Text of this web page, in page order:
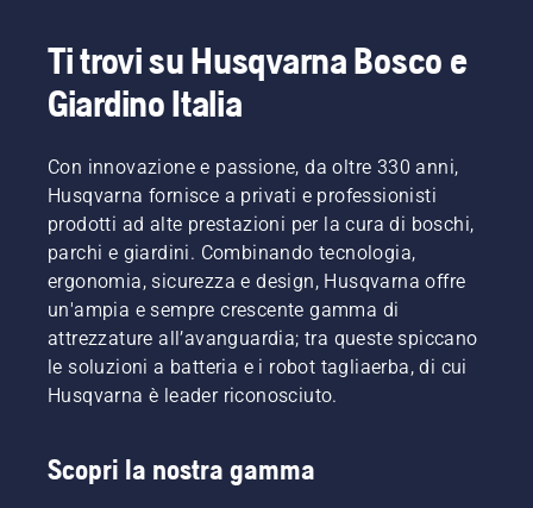
Ti trovi su Husqvarna Bosco e
Giardino Italia
Con innovazione e passione, da oltre 330 anni,
Husqvarna fornisce a privati e professionisti
prodotti ad alte prestazioni per la cura di boschi,
parchi e giardini. Combinando tecnologia,
ergonomia, sicurezza e design, Husqvarna offre
un'ampia e sempre crescente gamma di
attrezzature all’avanguardia; tra queste spiccano
le soluzioni a batteria e i robot tagliaerba, di cui
Husqvarna è leader riconosciuto.
Scopri la nostra gamma